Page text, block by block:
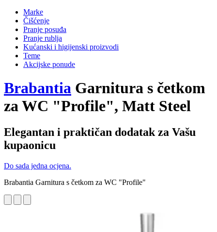
Marke
Čišćenje
Pranje posuđa
Pranje rublja
Kućanski i higijenski proizvodi
Teme
Akcijske ponude
Brabantia Garnitura s četkom
za WC "Profile", Matt Steel
Elegantan i praktičan dodatak za Vašu
kupaonicu
Do sada jedna ocjena.
Brabantia Garnitura s četkom za WC "Profile"